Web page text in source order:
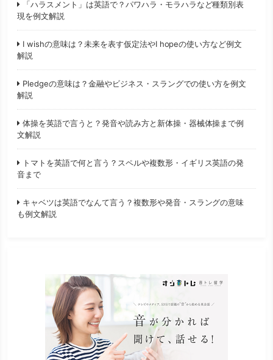
「ハラスメント」は英語で？パワハラ・モラハラなど種類別表
現を例文解説
I wishの意味は？未来を表す仮定法やI hopeの使い方など例文
解説
Pledgeの意味は？金融やビジネス・スラングでの使い方を例文
解説
体操を英語で言うと？発音や読み方と新体操・器械体操まで例
文解説
トマトを英語で何と言う？スペルや複数形・イギリス英語の発
音まで
キャベツは英語でなんて言う？複数形や発音・スラングの意味
も例文解説